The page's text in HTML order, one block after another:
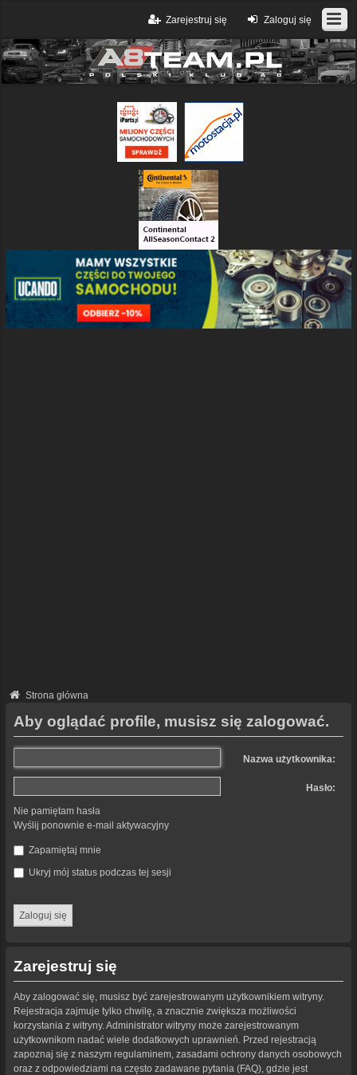
Zaloguj się
Zarejestruj się
Strona główna
Aby oglądać profile, musisz się zalogować.
Nazwa użytkownika:
Hasło:
Nie pamiętam hasła
Wyślij ponownie e-mail aktywacyjny
Zapamiętaj mnie
Ukryj mój status podczas tej sesji
Zarejestruj się
Aby zalogować się, musisz być zarejestrowanym użytkownikiem witryny.
Rejestracja zajmuje tylko chwilę, a znacznie zwiększa możliwości
korzystania z witryny. Administrator witryny może zarejestrowanym
użytkownikom nadać wiele dodatkowych uprawnień. Przed rejestracją
zapoznaj się z naszym regulaminem, zasadami ochrony danych osobowych
oraz z odpowiedziami na często zadawane pytania (FAQ), gdzie jest